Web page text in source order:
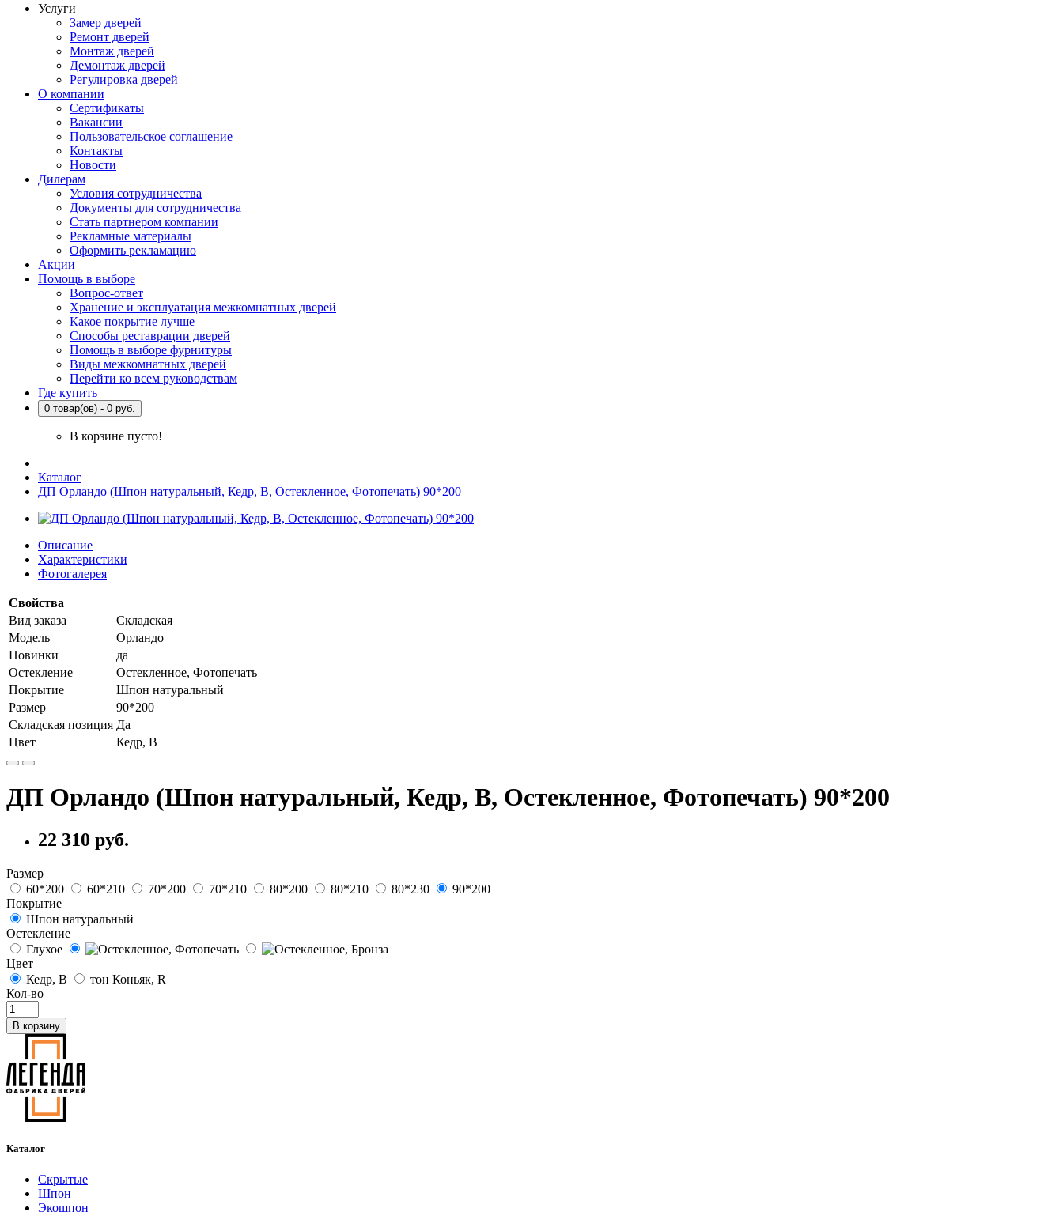
Услуги
Замер дверей
Ремонт дверей
Монтаж дверей
Демонтаж дверей
Регулировка дверей
О компании
Сертификаты
Вакансии
Пользовательское соглашение
Контакты
Новости
Дилерам
Условия сотрудничества
Документы для сотрудничества
Стать партнером компании
Рекламные материалы
Оформить рекламацию
Акции
Помощь в выборе
Вопрос-ответ
Хранение и эксплуатация межкомнатных дверей
Какое покрытие лучше
Способы реставрации дверей
Помощь в выборе фурнитуры
Виды межкомнатных дверей
Перейти ко всем руководствам
Где купить
0 товар(ов) - 0 руб.
В корзине пусто!
Каталог
ДП Орландо (Шпон натуральный, Кедр, В, Остекленное, Фотопечать) 90*200
Описание
Характеристики
Фотогалерея
Свойства
Вид заказа
Складская
Модель
Орландо
Новинки
да
Остекление
Остекленное, Фотопечать
Покрытие
Шпон натуральный
Размер
90*200
Складская позиция Да
Цвет
Кедр, В
ДП Орландо (Шпон натуральный, Кедр, В, Остекленное, Фотопечать) 90*200
22 310 руб.
Размер
60*200
60*210 70*200 70*210 80*200 80*210 80*230
90*200
Покрытие
Шпон натуральный
Остекление
Глухое
Цвет
Кедр, В
тон Коньяк, R
Кол-во
В корзину
Каталог
Скрытые
Шпон
Экошпон